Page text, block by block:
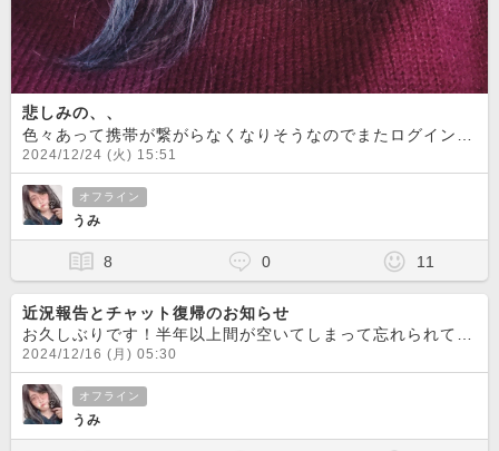
悲しみの、、
2024/12/24 (火) 15:51
オフライン
うみ
8 0 11
近況報告とチャット復帰のお知らせ
2024/12/16 (月) 05:30
オフライン
うみ